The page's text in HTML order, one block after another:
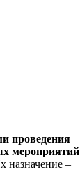
проведения
мероприятий
назначение –